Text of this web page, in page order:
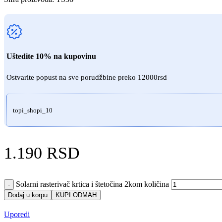
Uštedite 10% na kupovinu
Ostvarite popust na sve porudžbine preko 12000rsd
topi_shopi_10
1.190 RSD
- Solarni rasterivač krtica i štetočina 2kom količina
Dodaj u korpu KUPI ODMAH
Uporedi